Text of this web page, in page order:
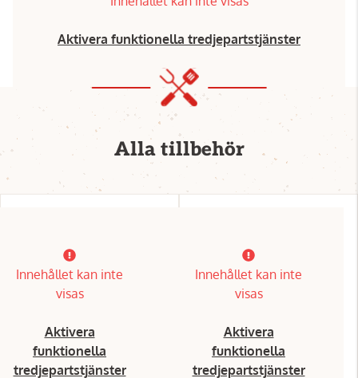
Aktivera funktionella tredjepartstjänster
Alla tillbehör
Innehållet kan inte
visas
Aktivera
funktionella
tredjepartstjänster
Innehållet kan inte
visas
Aktivera
funktionella
tredjepartstjänster